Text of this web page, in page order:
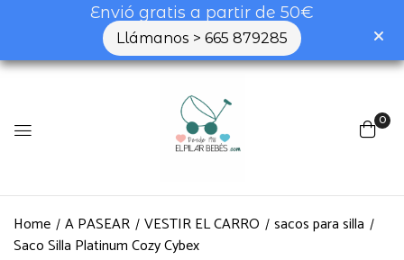
Envió gratis a partir de 50€
Llámanos > 665 879285
0
Home A PASEAR VESTIR EL CARRO
sacos para silla
Saco Silla Platinum Cozy Cybex